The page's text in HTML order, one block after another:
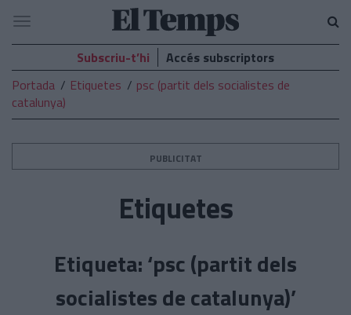
El
Temps
Navegació
Subscriu-t’hi
Accés subscriptors
Portada
Etiquetes
psc (partit dels socialistes de
catalunya)
PUBLICITAT
Etiquetes
Etiqueta: ‘psc (partit dels
socialistes de catalunya)’